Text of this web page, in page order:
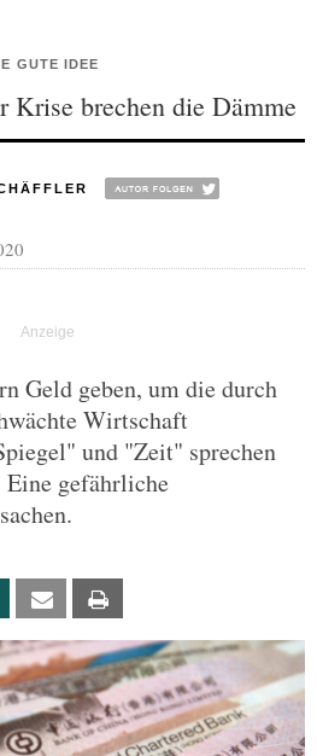
GUTE IDEE
Krise brechen die Dämme
Geld geben, um die durch
Wirtschaft
und "Zeit" sprechen
gefährliche
Xing Email